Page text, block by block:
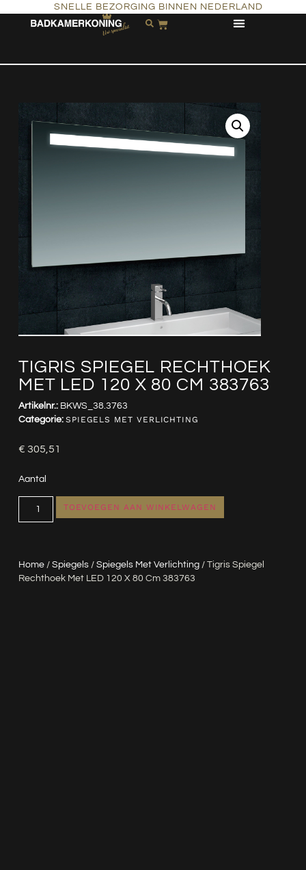
SNELLE BEZORGING BINNEN NEDERLAND
TIGRIS SPIEGEL RECHTHOEK
MET LED 120 X 80 CM 383763
Home/ Spiegels/ Spiegels Met Verlichting/ Tigris Spiegel
Rechthoek Met LED 120 X 80 Cm 383763
Artikelnr.: BKWS_38.3763
Categorie: SPIEGELS MET VERLICHTING
€ 305,51
Aantal
TOEVOEGEN AAN WINKELWAGEN